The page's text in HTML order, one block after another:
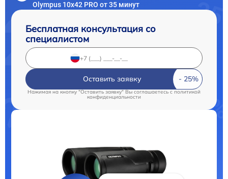
Olympus 10x42 PRO от 35 минут
Бесплатная консультация со
специалистом
Оставить заявку
Нажимая на кнопку "Оставить заявку" Вы соглашаетесь c политикой
конфиденциальности